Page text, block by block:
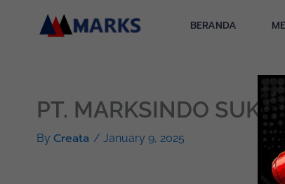
BERANDA
PT. MARKSINDO
By Creata / January 9, 2025